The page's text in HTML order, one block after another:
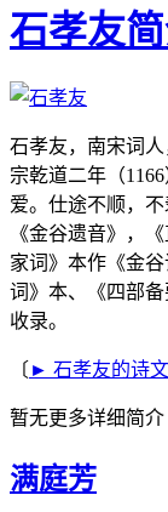
石孝友
石孝友，南宋词
宗乾道二年（
爱。仕途不顺，
《金谷遗音》，
家词》本作《金
词》本、《四部
收录。
〔 ► 石孝友的诗
暂无更多详细简介
满庭芳